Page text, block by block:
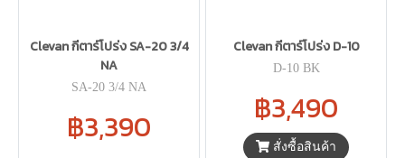
Clevan กีตาร์โปร่ง SA-20 3/4
NA
SA-20 3/4 NA
฿3,390
Clevan กีตาร์โปร่ง D-10
D-10 BK
฿3,490
สั่งซื้อสินค้า